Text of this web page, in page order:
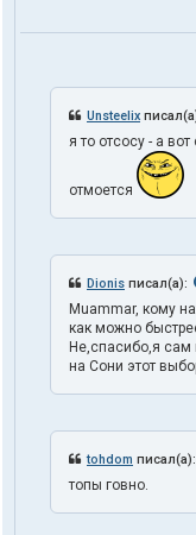
Unsteelix
я то отсосу - а
отмоется
Dionis писал(а):
Muammar, кому
как можно
Не,спасибо,я сам
на Сони этот
tohdom писал(а):
топы говно.